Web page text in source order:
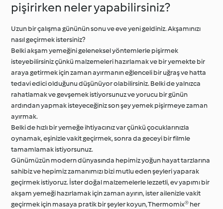
pişirirken neler yapabilirsiniz?
Uzun bir çalışma gününün sonu ve eve yeni geldiniz. Akşamınızı
nasıl geçirmek istersiniz?
Belki akşam yemeğini geleneksel yöntemlerle pişirmek
isteyebilirsiniz çünkü malzemeleri hazırlamak ve bir yemekte bir
araya getirmek için zaman ayırmanın eğlenceli bir uğraş ve hatta
tedavi edici olduğunu düşünüyor olabilirsiniz. Belki de yalnızca
rahatlamak ve gevşemek istiyorsunuz ve yorucu bir günün
ardından yapmak isteyeceğiniz son şey yemek pişirmeye zaman
ayırmak.
Belki de hızlı bir yemeğe ihtiyacınız var çünkü çocuklarınızla
oynamak, eşinizle vakit geçirmek, sonra da geceyi bir filmle
tamamlamak istiyorsunuz.
Günümüzün modern dünyasında hepimiz yoğun hayat tarzlarına
sahibiz ve hepimiz zamanımızı bizi mutlu eden şeyleri yaparak
geçirmek istiyoruz. İster doğal malzemelerle lezzetli, ev yapımı bir
akşam yemeği hazırlamak için zaman ayırın, ister ailenizle vakit
geçirmek için masaya pratik bir şeyler koyun, Thermomix® her